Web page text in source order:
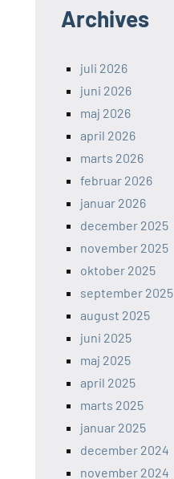
Archives
juli 2026
juni 2026
maj 2026
april 2026
marts 2026
februar 2026
januar 2026
december 2025
november 2025
oktober 2025
september 2025
august 2025
juni 2025
maj 2025
april 2025
marts 2025
januar 2025
december 2024
november 2024